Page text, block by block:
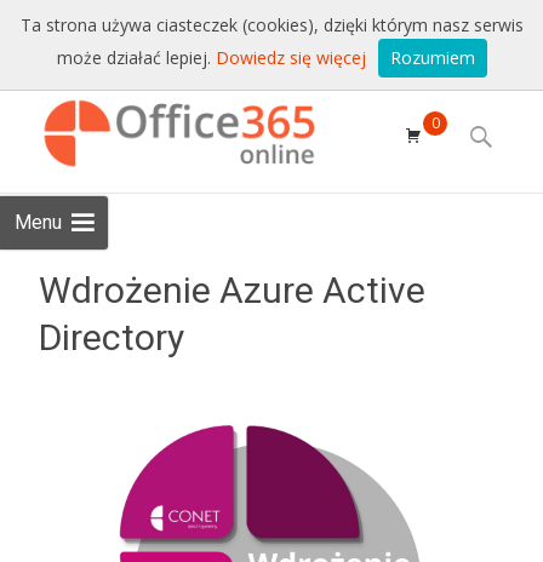
Sprzedaż i wsparcie:+48 228771525
Email:sklep@conet.pl
Menu
Skip to
content
0
Search
Wdrożenie Azure Active
Directory
Ta strona używa ciasteczek (cookies), dzięki którym nasz serwis
może działać lepiej. Dowiedz się więcej Rozumiem